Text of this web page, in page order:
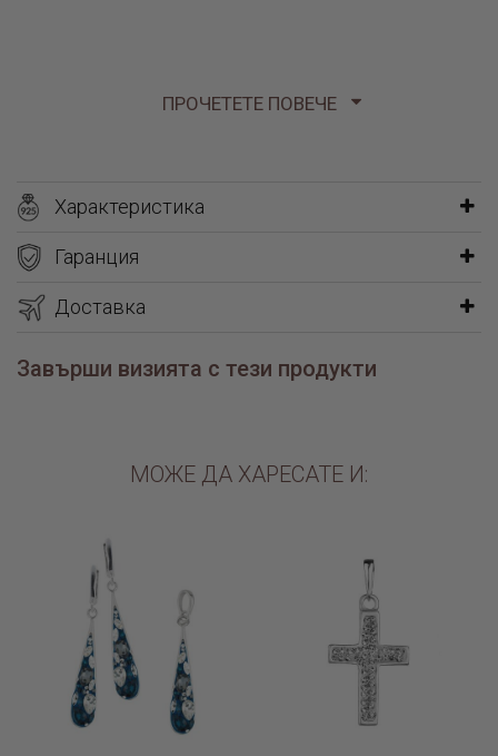
ПРОЧЕТЕТЕ ПОВЕЧЕ
Характеристика
Гаранция
Доставка
Завърши визията с тези продукти
МОЖЕ ДА ХАРЕСАТЕ И: